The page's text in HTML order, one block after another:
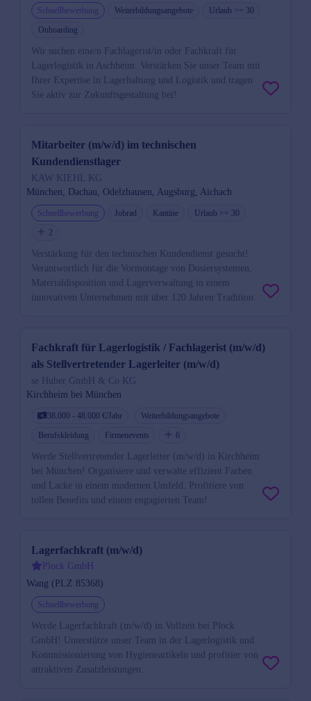
Schnellbewerbung Weiterbildungsangebote
Urlaub >= 30
Onboarding
Wir suchen eine/n Fachlagerist/in oder Fachkraft für
Lagerlogistik in Aschheim. Verstärken Sie unser Team mit
Ihrer Expertise in Lagerhaltung und Logistik und tragen
Sie aktiv zur Zukunftsgestaltung bei!
Mitarbeiter (m/w/d) im technischen
Kundendienstlager
KAW KIEHL KG
München, Dachau, Odelzhausen, Augsburg, Aichach
Schnellbewerbung Jobrad Kantine
Urlaub >= 30
2
Verstärkung für den technischen Kundendienst gesucht!
Verantwortlich für die Vormontage von Dosiersystemen,
Materialdisposition und Lagerverwaltung in einem
innovativen Unternehmen mit über 120 Jahren Tradition.
Fachkraft für Lagerlogistik / Fachlagerist (m/w/d)
als Stellvertretender Lagerleiter (m/w/d)
se Huber GmbH & Co KG
Kirchheim bei München
38.000 - 48.000 €/Jahr
Weiterbildungsangebote
Berufskleidung
Firmenevents 6
Werde Stellvertretender Lagerleiter (m/w/d) in Kirchheim
bei München! Organisiere und verwalte effizient Farben
und Lacke in einem modernen Umfeld. Profitiere von
tollen Benefits und einem engagierten Team!
Lagerfachkraft (m/w/d)
Plock GmbH
Wang (PLZ 85368)
Schnellbewerbung
Werde Lagerfachkraft (m/w/d) in Vollzeit bei Plock
GmbH! Unterstütze unser Team in der Lagerlogistik und
Kommissionierung von Hygieneartikeln und profitier von
attraktiven Zusatzleistungen.